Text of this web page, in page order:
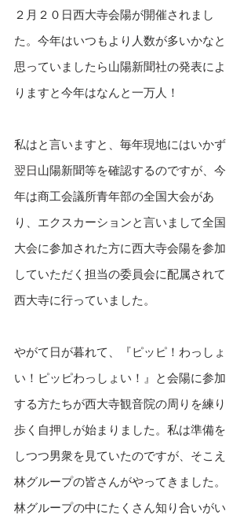
２月２０日西大寺会陽が開催されまし
た。今年はいつもより人数が多いかなと
思っていましたら山陽新聞社の発表によ
りますと今年はなんと一万人！
私はと言いますと、毎年現地にはいかず
翌日山陽新聞等を確認するのですが、今
年は商工会議所青年部の全国大会があ
り、エクスカーションと言いまして全国
大会に参加された方に西大寺会陽を参加
していただく担当の委員会に配属されて
西大寺に行っていました。
やがて日が暮れて、『ピッピ！わっしょ
い！ピッピわっしょい！』と会陽に参加
する方たちが西大寺観音院の周りを練り
歩く自押しが始まりました。私は準備を
しつつ男衆を見ていたのですが、そこえ
林グループの皆さんがやってきました。
林グループの中にたくさん知り合いがい